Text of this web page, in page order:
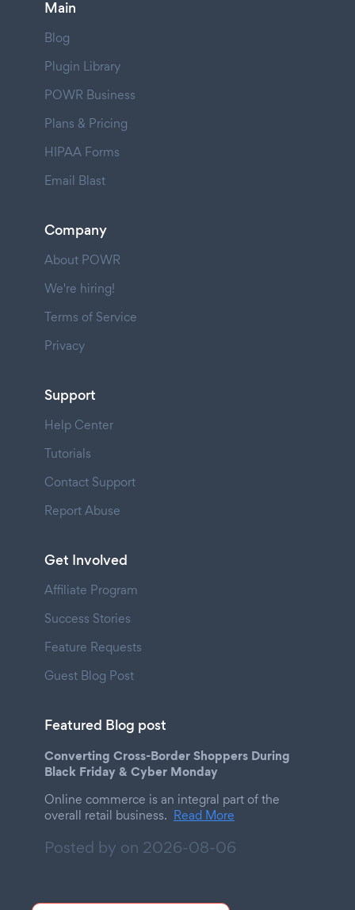
Main
Blog
Plugin Library
POWR Business
Plans & Pricing
HIPAA Forms
Email Blast
Company
About POWR
We're hiring!
Terms of Service
Privacy
Support
Help Center
Tutorials
Contact Support
Report Abuse
Get Involved
Affiliate Program
Success Stories
Feature Requests
Guest Blog Post
Featured Blog post
Converting Cross-Border Shoppers During
Black Friday & Cyber Monday
Online commerce is an integral part of the
overall retail business. Read More
Posted by on 2026-08-06